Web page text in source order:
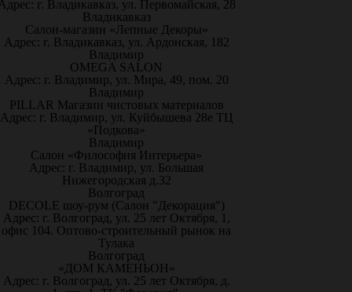
г. Владикавказ, ул. Первомайская, 28
Владикавказ
Салон-магазин «Лепные Декоры»
Адрес: г. Владикавказ, ул. Ардонская, 182
Владимир
OMEGA SALON
Адрес: г. Владимир, ул. Мира, 49, пом. 20
Владимир
PILLAR Магазин чистовых материалов
Адрес: г. Владимир, ул. Куйбышева 28е ТЦ
«Подкова»
Владимир
Салон «Философия Интерьера»
Адрес: г. Владимир, ул. Большая
Нижегородская д.32
Волгоград
DECOLE шоу-рум (Салон "Декорация")
Адрес: г. Волгоград, ул. 25 лет Октября, 1,
офис 104. Оптово-строительный рынок на
Тулака
Волгоград
«ДОМ КАМЕНЬОН»
Адрес: г. Волгоград, ул. 25 лет Октября, д.